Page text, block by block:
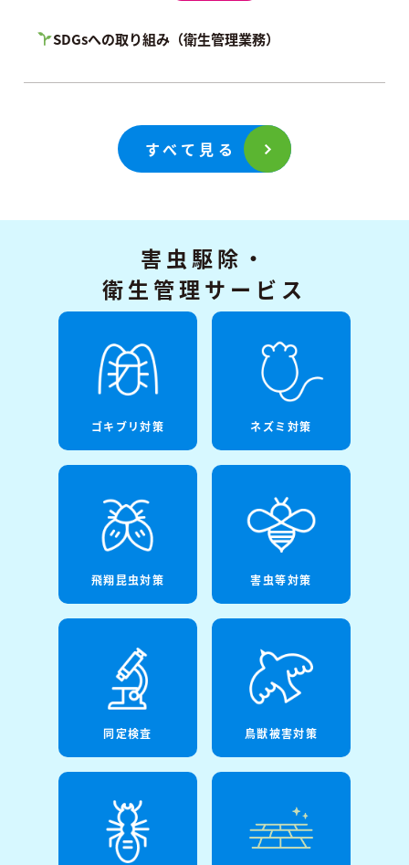
SDGsへの取り組み（衛生管理業務）
すべて見る
害虫駆除・
衛生管理サービス
ゴキブリ対策 ネズミ対策
飛翔昆虫対策 害虫等対策
同定検査 鳥獣被害対策